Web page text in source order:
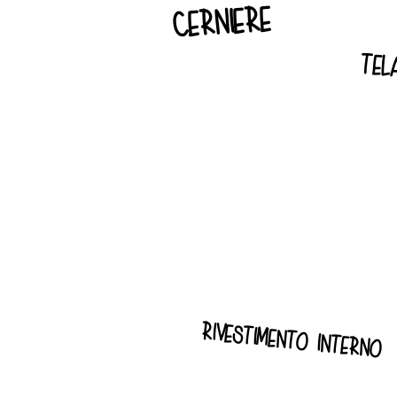
cerniere
rivestimento interno